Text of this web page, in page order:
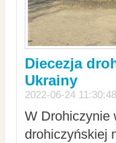
Diecezja
Ukrainy
2022-06-24 11:30:48
W Drohiczynie
drohiczyńskiej